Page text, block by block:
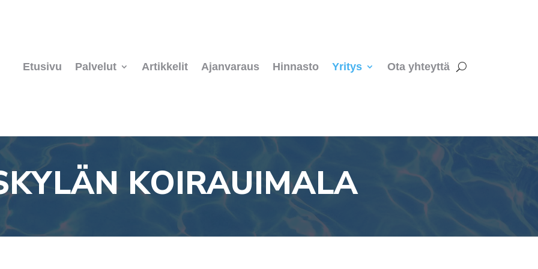
Etusivu Palvelut Artikkelit Ajanvaraus Hinnasto Yritys Ota yhteyttä
KOIRAUIMALA